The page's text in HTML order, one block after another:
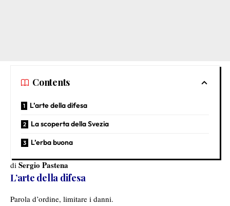
Contents
L’arte della difesa
La scoperta della Svezia
L’erba buona
di Sergio Pastena
L’arte della difesa
Parola d’ordine, limitare i danni.